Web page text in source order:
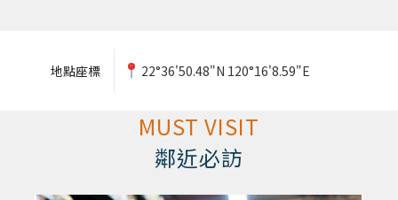
地點座標 22°36'50.48"N 120°16'8.59"E
MUST VISIT
鄰近必訪